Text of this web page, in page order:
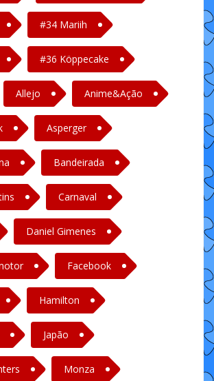
#34 Mariih
#36 Köppecake
Allejo Anime&Ação
Asperger
Bandeirada
Carnaval
Daniel Gimenes
Facebook
Hamilton
Japão
Monza